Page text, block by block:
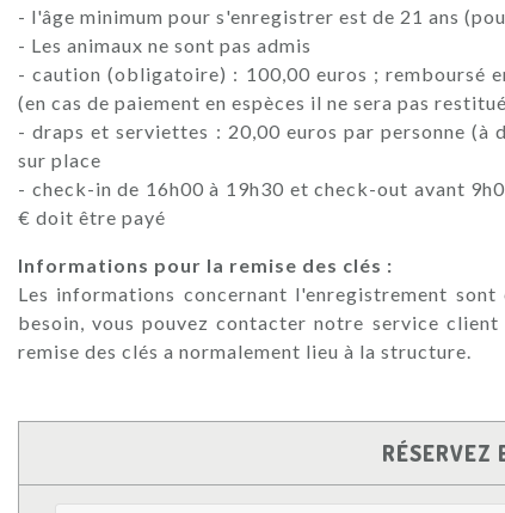
- l'âge minimum pour s'enregistrer est de 21 ans
- Les animaux ne sont pas admis
- caution (obligatoire) : 100,00 euros ; remboursé
(en cas de paiement en espèces il ne sera pas
- draps et serviettes : 20,00 euros par personne (à
sur place
- check-in de 16h00 à 19h30 et check-out avant
€ doit être payé
Informations pour la remise des clés :
Les informations concernant l'enregistrement
besoin, vous pouvez contacter notre service
remise des clés a normalement lieu à la structure.
RÉSERVEZ